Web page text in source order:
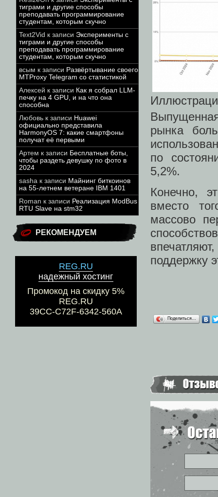
тиграми и другие способы
преподавать программирование
студентам, которым скучно
Text2Vid к записи Эксперименты с
тиграми и другие способы
преподавать программирование
студентам, которым скучно
всым к записи Развёртывание своего
MTProxy Telegram со статистикой
Алексей к записи Как я собрал LLM-
печку на 4 GPU, и на что она
способна
Любовь к записи Huawei
официально представила
HarmonyOS 7: какие смартфоны
получат её первыми
Артем к записи Бесплатные боты,
чтобы раздеть девушку по фото в
2024
sasha к записи Майнинг биткоинов
на 55-летнем ветеране IBM 1401
Roman к записи Реализация ModBus
RTU Slave на stm32
РЕКОМЕНДУЕМ
REG.RU
надежный хостинг
Промокод на скидку 5%
REG.RU
39CC-C72F-6342-560A
рынка
по
5,2%.
Конечно,
вместо
массово
поддержку
Поделиться…